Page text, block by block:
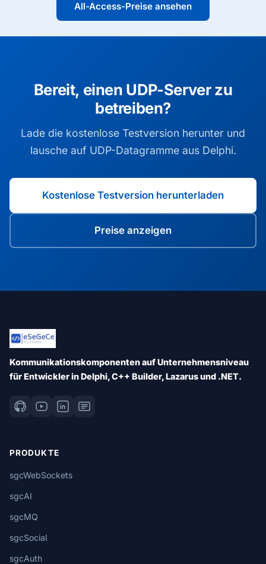
All-Access-Preise ansehen
Bereit, einen UDP-Server zu
betreiben?
Lade die kostenlose Testversion herunter und
lausche auf UDP-Datagramme aus Delphi.
Kostenlose Testversion herunterladen
Preise anzeigen
Kommunikationskomponenten auf Unternehmensniveau
für Entwickler in Delphi, C++ Builder, Lazarus und .NET.
PRODUKTE
sgcWebSockets
sgcAI
sgcMQ
sgcSocial
sgcAuth